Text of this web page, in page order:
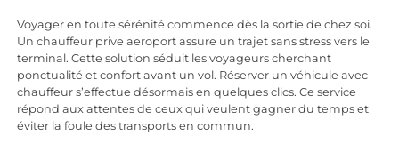
Voyager en toute sérénité commence dès la sortie de chez soi.
Un chauffeur prive aeroport assure un trajet sans stress vers le
terminal. Cette solution séduit les voyageurs cherchant
ponctualité et confort avant un vol. Réserver un véhicule avec
chauffeur s’effectue désormais en quelques clics. Ce service
répond aux attentes de ceux qui veulent gagner du temps et
éviter la foule des transports en commun.